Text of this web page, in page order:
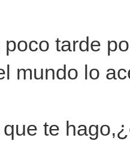
tarde
mundo lo
te